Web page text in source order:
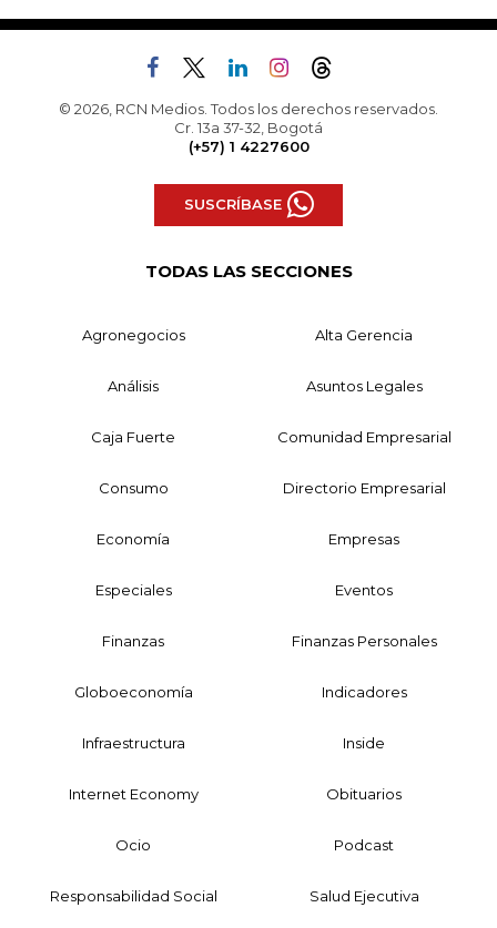
© 2026, RCN Medios. Todos los derechos reservados.
Cr. 13a 37-32, Bogotá
(+57) 1 4227600
SUSCRÍBASE
TODAS LAS SECCIONES
Agronegocios Alta Gerencia
Análisis Asuntos Legales
Caja Fuerte Comunidad Empresarial
Consumo Directorio Empresarial
Economía Empresas
Especiales Eventos
Finanzas Finanzas Personales
Globoeconomía Indicadores
Infraestructura Inside
Internet Economy Obituarios
Ocio Podcast
Responsabilidad Social Salud Ejecutiva